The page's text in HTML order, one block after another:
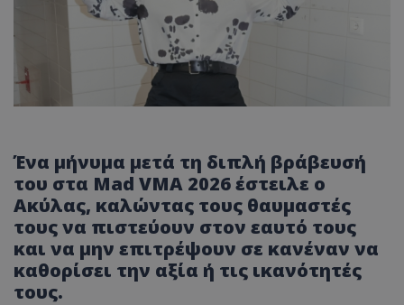
Ένα μήνυμα μετά τη διπλή βράβευσή
του στα Mad VMA 2026 έστειλε ο
Ακύλας, καλώντας τους θαυμαστές
τους να πιστεύουν στον εαυτό τους
και να μην επιτρέψουν σε κανέναν να
καθορίσει την αξία ή τις ικανότητές
τους.